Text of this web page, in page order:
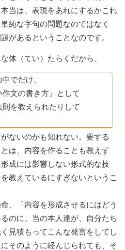
当は、表現をあれにするかこれ
純な字句の問題なのではなく
があるということなのです。
体（てい）たらくだから、
でだけ、
作文の書き方』として
を教えられたりして
ないのかも知れない。要する
は、内容を作ることも教えず
成には影響しない形式的な技
教えているにすぎないというこ
、「内容を形成させるにはどう
のに、当の本人達が、自分たち
見積もってこんな発言をしてし
そのように軽んじられても、そ